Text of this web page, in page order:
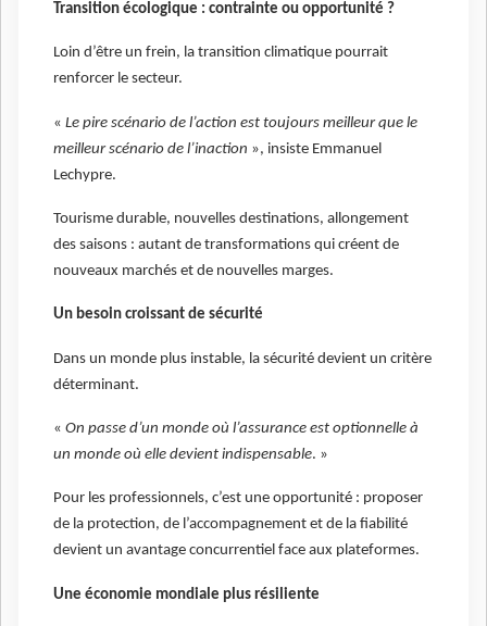
Transition écologique : contrainte ou opportunité ?
Loin d’être un frein, la transition climatique pourrait
renforcer le secteur.
« Le pire scénario de l’action est toujours meilleur que le
meilleur scénario de l’inaction », insiste Emmanuel
Lechypre.
Tourisme durable, nouvelles destinations, allongement
des saisons : autant de transformations qui créent de
nouveaux marchés et de nouvelles marges.
Un besoin croissant de sécurité
Dans un monde plus instable, la sécurité devient un critère
déterminant.
« On passe d’un monde où l’assurance est optionnelle à
un monde où elle devient indispensable. »
Pour les professionnels, c’est une opportunité : proposer
de la protection, de l’accompagnement et de la fiabilité
devient un avantage concurrentiel face aux plateformes.
Une économie mondiale plus résiliente